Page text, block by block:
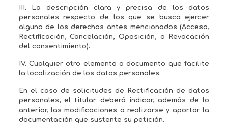
III. La descripción clara y precisa de los datos
personales respecto de los que se busca ejercer
alguno de los derechos antes mencionados (Acceso,
Rectificación, Cancelación, Oposición, o Revocación
del consentimiento).
IV. Cualquier otro elemento o documento que facilite
la localización de los datos personales.
En el caso de solicitudes de Rectificación de datos
personales, el titular deberá indicar, además de lo
anterior, las modificaciones a realizarse y aportar la
documentación que sustente su petición.